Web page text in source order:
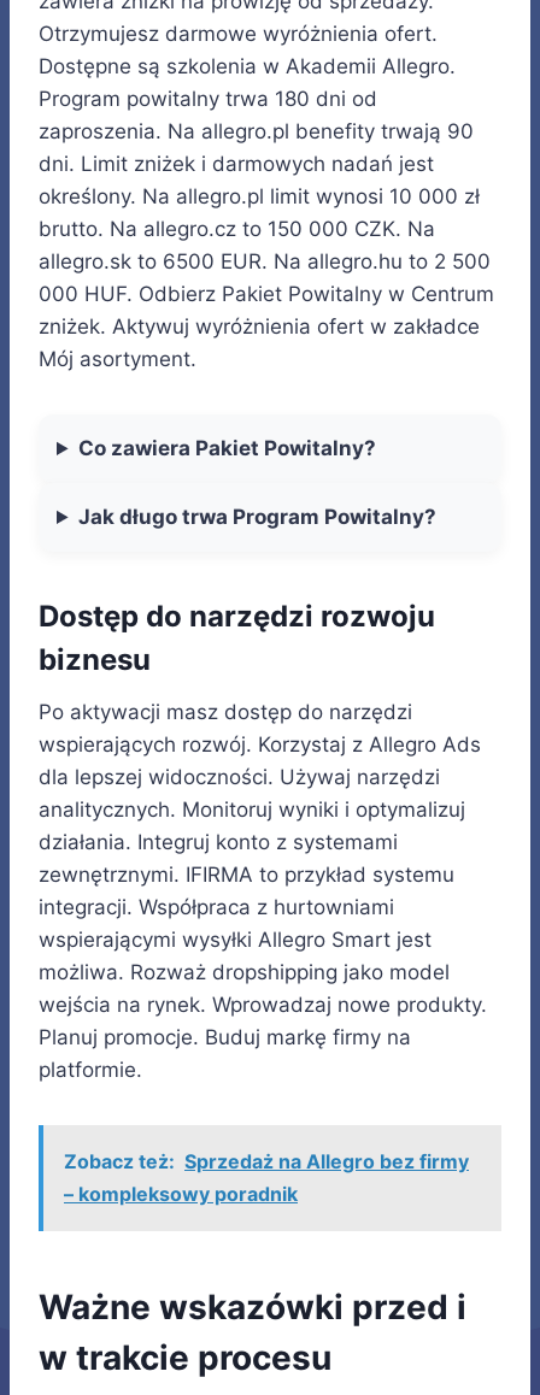
Otrzymujesz darmowe wyróżnienia ofert.
Dostępne są szkolenia w Akademii Allegro.
Program powitalny trwa 180 dni od
zaproszenia. Na allegro.pl benefity trwają 90
dni. Limit zniżek i darmowych nadań jest
określony. Na allegro.pl limit wynosi 10 000 zł
brutto. Na allegro.cz to 150 000 CZK. Na
allegro.sk to 6500 EUR. Na allegro.hu to 2 500
000 HUF. Odbierz Pakiet Powitalny w Centrum
zniżek. Aktywuj wyróżnienia ofert w zakładce
Mój asortyment.
Co zawiera Pakiet Powitalny?
Jak długo trwa Program Powitalny?
Dostęp do narzędzi rozwoju
biznesu
Po aktywacji masz dostęp do narzędzi
wspierających rozwój. Korzystaj z Allegro Ads
dla lepszej widoczności. Używaj narzędzi
analitycznych. Monitoruj wyniki i optymalizuj
działania. Integruj konto z systemami
zewnętrznymi. IFIRMA to przykład systemu
integracji. Współpraca z hurtowniami
wspierającymi wysyłki Allegro Smart jest
możliwa. Rozważ dropshipping jako model
wejścia na rynek. Wprowadzaj nowe produkty.
Planuj promocje. Buduj markę firmy na
platformie.
Zobacz też: Sprzedaż na Allegro bez firmy
– kompleksowy poradnik
Ważne wskazówki przed i
w trakcie procesu